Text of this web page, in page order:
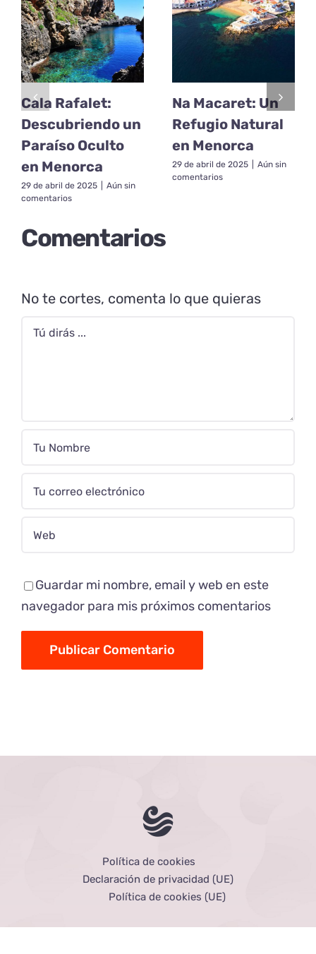
Cala Rafalet:
Descubriendo un
Paraíso Oculto
en Menorca
29 de abril de 2025
Aún sin
comentarios
Na Macaret: Un
Refugio Natural
en Menorca
29 de abril de 2025
Aún sin
comentarios
Comentarios
No te cortes, comenta lo que quieras
Comentario
Guardar mi nombre, email y web en este
navegador para mis próximos comentarios
Política de cookies
Declaración de privacidad (UE)
Política de cookies (UE)